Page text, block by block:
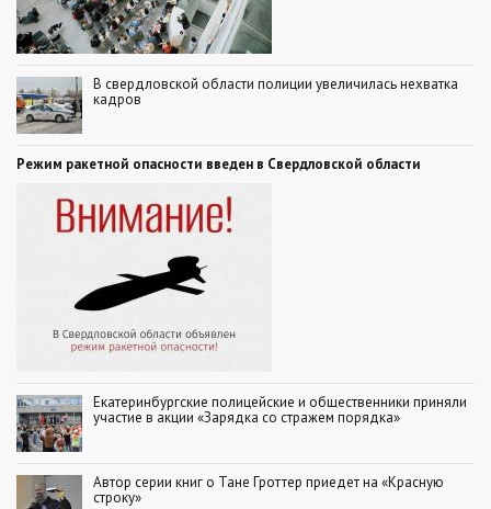
В свердловской области полиции увеличилась нехватка
кадров
Режим ракетной опасности введен в Свердловской области
Екатеринбургские полицейские и общественники приняли
участие в акции «Зарядка со стражем порядка»
Автор серии книг о Тане Гроттер приедет на «Красную
строку»